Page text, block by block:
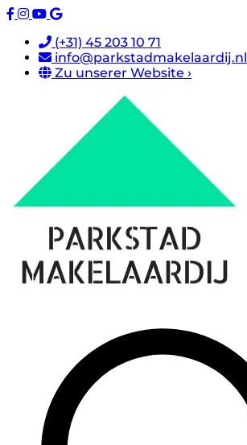
(+31) 45 203 10 71
info@parkstadmakelaardij.nl
Zu unserer Website ›